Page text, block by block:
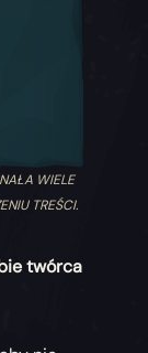
WIELE
TREŚCI.
twórca